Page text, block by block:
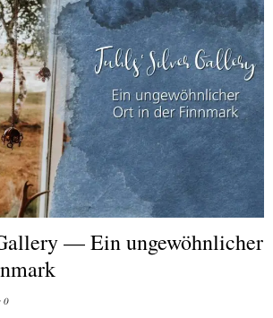
— Ein ungewöhnlicher
0